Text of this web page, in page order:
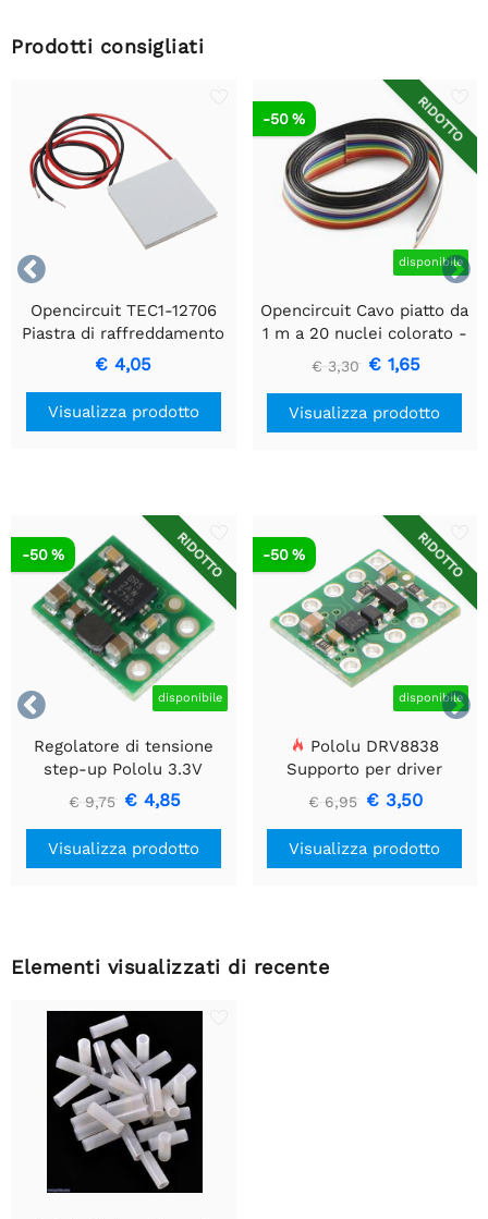
Prodotti consigliati


Opencircuit TEC1-12706
Piastra di raffreddamento
termoelettrica
€ 4,05
Visualizza prodotto
RIDOTTO
disponibile
-50 %
Opencircuit Cavo piatto da
1 m a 20 nuclei colorato -
1,27 mm
€ 3,30 € 1,65
Visualizza prodotto


RIDOTTO
disponibile
-50 %
Regolatore di tensione
step-up Pololu 3.3V
U1V10F3
€ 9,75 € 4,85
Visualizza prodotto
RIDOTTO
disponibile
-50 %
Pololu DRV8838
Supporto per driver
motore CC a spazzola
singola
€ 6,95 € 3,50
Visualizza prodotto
Elementi visualizzati di recente